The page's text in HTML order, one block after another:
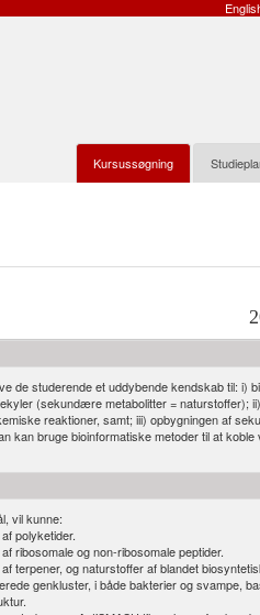
Kursussøgning
de studerende et uddybende kendskab til: i)
(sekundære metabolitter = naturstoffer);
reaktioner, samt; iii) opbygningen af
kan bruge bioinformatiske metoder til at koble
vil kunne:
polyketider.
ribosomale og non-ribosomale peptider.
terpener, og naturstoffer af blandet
genkluster, i både bakterier og svampe,